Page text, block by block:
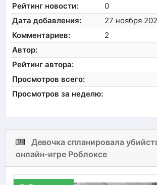
Рейтинг новости:
0
Дата добавления:
27 ноября
Комментариев:
2
Автор:
Рейтинг автора:
Просмотров всего:
Просмотров за неделю:
Девочка спланировала
онлайн-игре Роблоксе